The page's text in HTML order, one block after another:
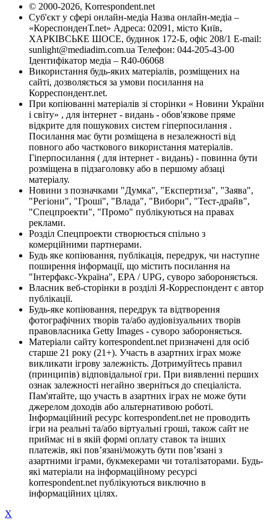
© 2000-2026, Korrespondent.net
Суб'єкт у сфері онлайн-медіа Назва онлайн-медіа –
«КореспонденТ.net» Адреса: 02091, місто Київ,
ХАРКІВСЬКЕ ШОСЕ, будинок 172-Б, офіс 208/1 E-mail:
sunlight@mediadim.com.ua Телефон: 044-205-43-00
Ідентифікатор медіа – R40-06068
Використання будь-яких матеріалів, розміщених на
сайті, дозволяється за умови посилання на
Корреспондент.net.
При копіюванні матеріалів зі сторінки « Новини України
і світу» , для інтернет - видань - обов'язкове пряме
відкрите для пошукових систем гіперпосилання .
Посилання має бути розміщена в незалежності від
повного або часткового використання матеріалів.
Гіперпосилання ( для інтернет - видань) - повинна бути
розміщена в підзаголовку або в першому абзаці
матеріалу.
Новини з позначками "Думка", "Експертиза", "Заява",
"Регіони", "Гроші", "Влада", "Вибори", "Тест-драйв",
"Спецпроекти", "Промо" публікуються на правах
реклами.
Розділ Спецпроекти створюється спільно з
комерційними партнерами.
Будь яке копіювання, публікація, передрук, чи наступне
поширення інформації, що містить посилання на
"Інтерфакс-Україна", EPA / UPG, суворо забороняється.
Власник веб-сторінки в розділі Я-Корреспондент є автор
публікації.
Будь-яке копіювання, передрук та відтворення
фотографічних творів та/або аудіовізуальних творів
правовласника Getty Images - суворо забороняється.
Матеріали сайту korrespondent.net призначені для осіб
старше 21 року (21+). Участь в азартних іграх може
викликати ігрову залежність. Дотримуйтесь правил
(принципів) відповідальної гри. При виявленні перших
ознак залежності негайно зверніться до спеціаліста.
Пам'ятайте, що участь в азартних іграх не може бути
джерелом доходів або альтернативою роботі.
Інформаційний ресурс korrespondent.net не проводить
ігри на реальні та/або віртуальні гроші, також сайт не
приймає ні в якій формі оплату ставок та інших
платежів, які пов’язані/можуть бути пов’язані з
азартними іграми, букмекерами чи тоталізаторами. Будь-
які матеріали на інформаційному ресурсі
korrespondent.net публікуються виключно в
інформаційних цілях.
X